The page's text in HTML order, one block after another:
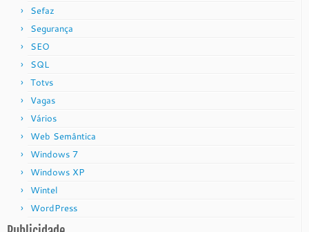
Sefaz
Segurança
SEO
SQL
Totvs
Vagas
Vários
Web Semântica
Windows 7
Windows XP
Wintel
WordPress